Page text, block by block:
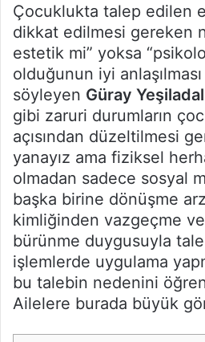
Çocuklukta talep edilen
dikkat edilmesi gereken
estetik mi” yoksa
olduğunun iyi
söyleyen Güray
gibi zaruri durumların
açısından düzeltilmesi
yanayız ama fiziksel
olmadan sadece sosyal
başka birine dönüşme
kimliğinden vazgeçme
bürünme duygusuyla
işlemlerde uygulama
bu talebin nedenini
Ailelere burada büyük